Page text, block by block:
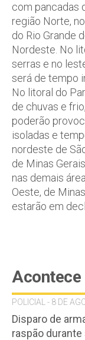
com pancadas
região Norte,
do Rio Grande
Nordeste. No
serras e no
será de tempo
No litoral do
de chuvas e
poderão
isoladas e
nordeste de
de Minas
nas demais
Oeste, de
estarão em
Acontece
POLICIAL - 8 DE
Disparo de
raspão